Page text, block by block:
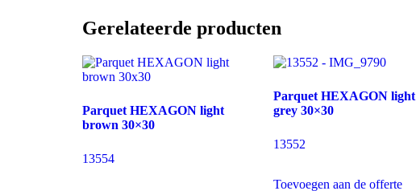
Gerelateerde producten
Parquet HEXAGON light
brown 30×30
13554
Parquet HEXAGON light
grey 30×30
13552
Toevoegen aan de offerte